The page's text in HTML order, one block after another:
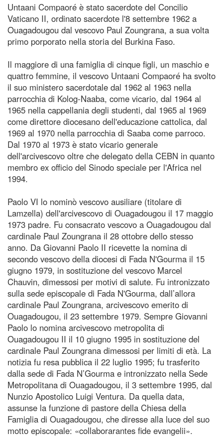
Untaani Compaoré è stato sacerdote del Concilio
Vaticano II, ordinato sacerdote l'8 settembre 1962 a
Ouagadougou dal vescovo Paul Zoungrana, a sua volta
primo porporato nella storia del Burkina Faso.
Il maggiore di una famiglia di cinque figli, un maschio e
quattro femmine, il vescovo Untaani Compaoré ha svolto
il suo ministero sacerdotale dal 1962 al 1963 nella
parrocchia di Kolog-Naaba, come vicario, dal 1964 al
1965 nella cappellania degli studenti, dal 1965 al 1969
come direttore diocesano dell'educazione cattolica, dal
1969 al 1970 nella parrocchia di Saaba come parroco.
Dal 1970 al 1973 è stato vicario generale
dell'arcivescovo oltre che delegato della CEBN in quanto
membro ex officio del Sinodo speciale per l'Africa nel
1994.
Paolo VI lo nominò vescovo ausiliare (titolare di
Lamzella) dell'arcivescovo di Ouagadougou il 17 maggio
1973 padre. Fu consacrato vescovo a Ouagadougou dal
cardinale Paul Zoungrana il 28 ottobre dello stesso
anno. Da Giovanni Paolo II ricevette la nomina di
secondo vescovo della diocesi di Fada N'Gourma il 15
giugno 1979, in sostituzione del vescovo Marcel
Chauvin, dimessosi per motivi di salute. Fu intronizzato
sulla sede episcopale di Fada N'Gourma, dall’allora
cardinale Paul Zoungrana, arcivescovo emerito di
Ouagadougou, il 23 settembre 1979. Sempre Giovanni
Paolo lo nomina arcivescovo metropolita di
Ouagadougou II il 10 giugno 1995 in sostituzione del
cardinale Paul Zoungrana dimessosi per limiti di età. La
notizia fu resa pubblica il 22 luglio 1995; fu trasferito
dalla sede di Fada N’Gourma e intronizzato nella Sede
Metropolitana di Ouagadougou, il 3 settembre 1995, dal
Nunzio Apostolico Luigi Ventura. Da quella data,
assunse la funzione di pastore della Chiesa della
Famiglia di Ouagadougou, che diresse alla luce del suo
motto episcopale: «collaborarantes fide evangelii».